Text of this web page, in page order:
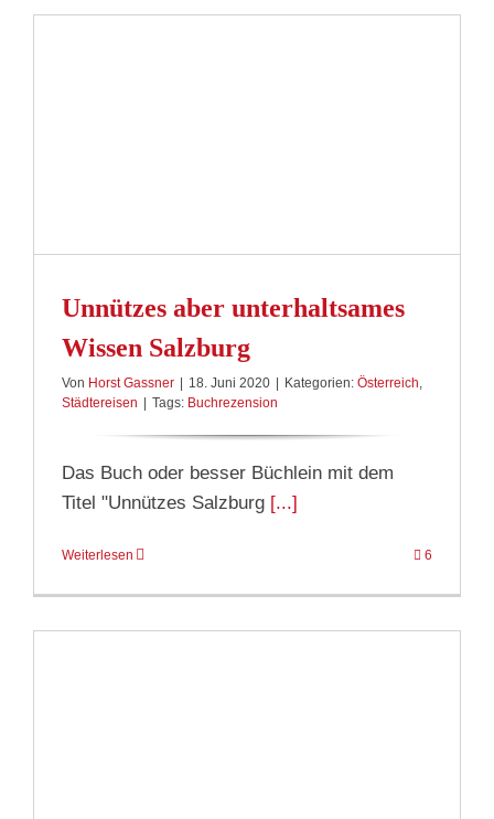
Unnützes aber unterhaltsames
Wissen Salzburg
Von Horst Gassner 18. Juni 2020 Kategorien: Österreich,
Städtereisen
Tags: Buchrezension
Das Buch oder besser Büchlein mit dem
Titel "Unnützes Salzburg [...]
Weiterlesen 6